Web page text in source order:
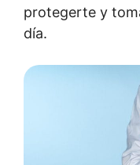
protegerte y
día.